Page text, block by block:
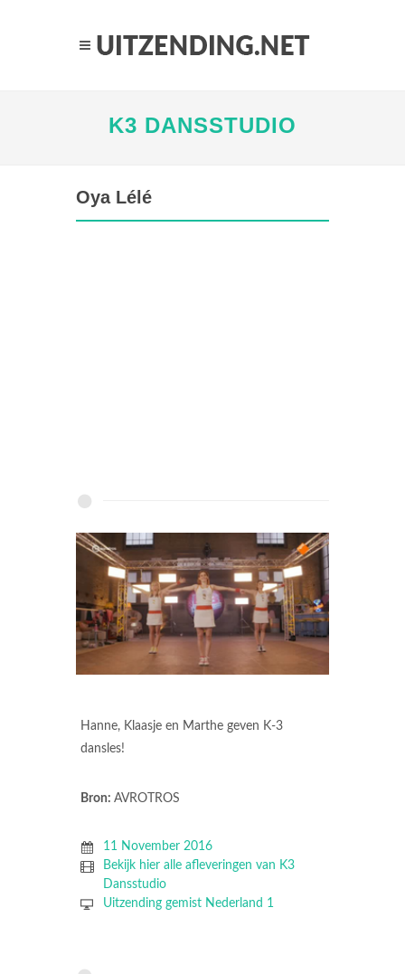
K3 DANSSTUDIO
Oya Lélé
Hanne, Klaasje en Marthe geven K-3
dansles!
Bron: AVROTROS
11 November 2016
Bekijk hier alle afleveringen van K3
Dansstudio
Uitzending gemist Nederland 1